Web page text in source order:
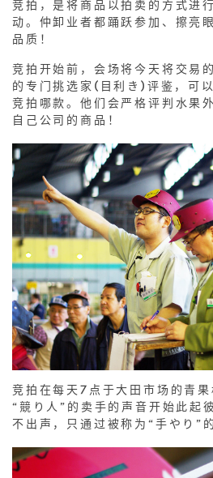
竞拍，是将商品以拍卖的方式进
动。仲卸业者都踊跃参加、擦亮
品质！
竞拍开始前，会场将今天将交易
的专门挑选家(目利き)评鉴，可
竞拍哪款。他们会严格评判水果
自己公司的商品！
竞拍在每天7点于大田市场的青
“競り人”的卖手的声音开始此起
不出声，只通过被称为“手やり”